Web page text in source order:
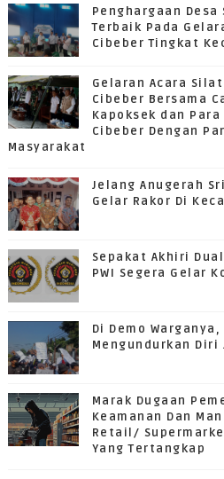
Penghargaan Desa
Terbaik Pada
Cibeber Tingkat
Gelaran Acara
Cibeber Bersama
Kapoksek dan
Cibeber Dengan
Masyarakat
Jelang Anugerah
Gelar Rakor Di
Sepakat Akhiri
PWI Segera Gelar
Di Demo
Mengundurkan Diri
Marak Dugaan
Keamanan Dan
Retail/
Yang Tertangkap